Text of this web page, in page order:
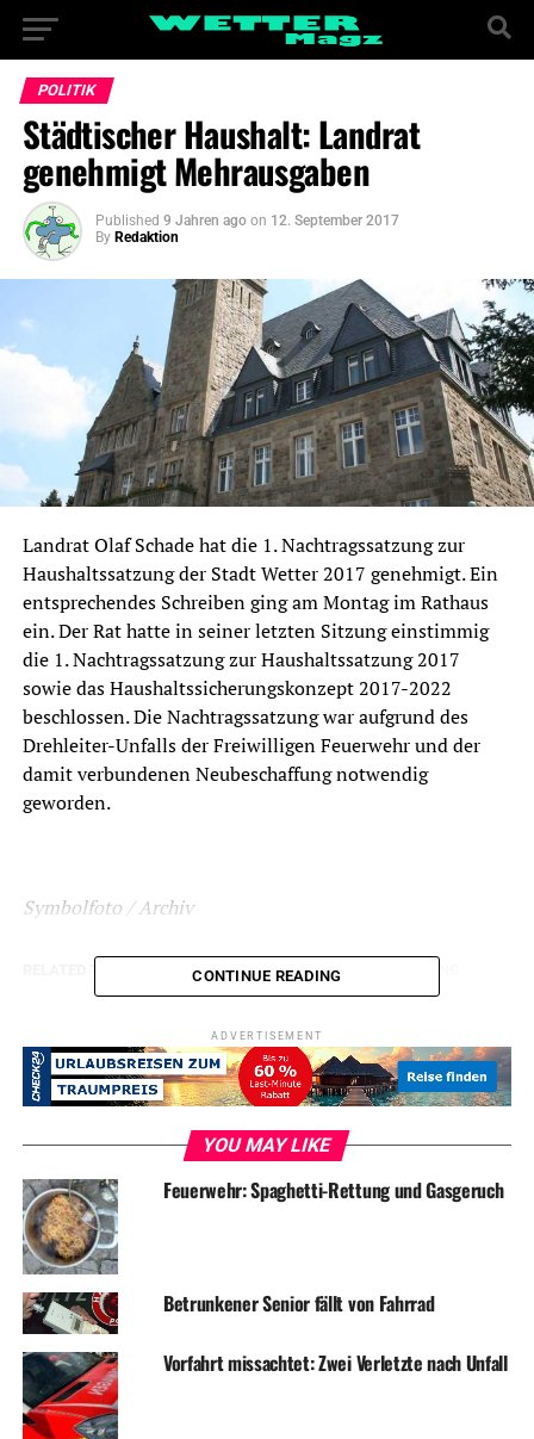
POLITIK
Städtischer Haushalt: Landrat
genehmigt Mehrausgaben
Published 9 Jahren ago on 12. September 2017
By Redaktion
Landrat Olaf Schade hat die 1. Nachtragssatzung zur
Haushaltssatzung der Stadt Wetter 2017 genehmigt. Ein
entsprechendes Schreiben ging am Montag im Rathaus
ein. Der Rat hatte in seiner letzten Sitzung einstimmig
die 1. Nachtragssatzung zur Haushaltssatzung 2017
sowie das Haushaltssicherungskonzept 2017-2022
beschlossen. Die Nachtragssatzung war aufgrund des
Drehleiter-Unfalls der Freiwilligen Feuerwehr und der
damit verbundenen Neubeschaffung notwendig
geworden.
Symbolfoto / Archiv
NEWS POLITIK STADTVERWALTUNG
Internationaler Tag der Demokratie – auweia!
DON'T MISS
Wissenswertes zur anstehenden Bundestagswahl
CONTINUE READING
ADVERTISEMENT
YOU MAY LIKE
Feuerwehr: Spaghetti-Rettung und Gasgeruch
Betrunkener Senior fällt von Fahrrad
Vorfahrt missachtet: Zwei Verletzte nach Unfall